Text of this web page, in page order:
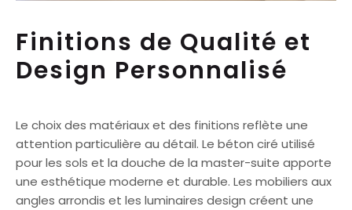
Finitions de Qualité et
Design Personnalisé
Le choix des matériaux et des finitions reflète une
attention particulière au détail. Le béton ciré utilisé
pour les sols et la douche de la master-suite apporte
une esthétique moderne et durable. Les mobiliers aux
angles arrondis et les luminaires design créent une